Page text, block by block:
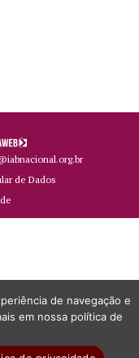
de Dados
de navegação e
em nossa política de